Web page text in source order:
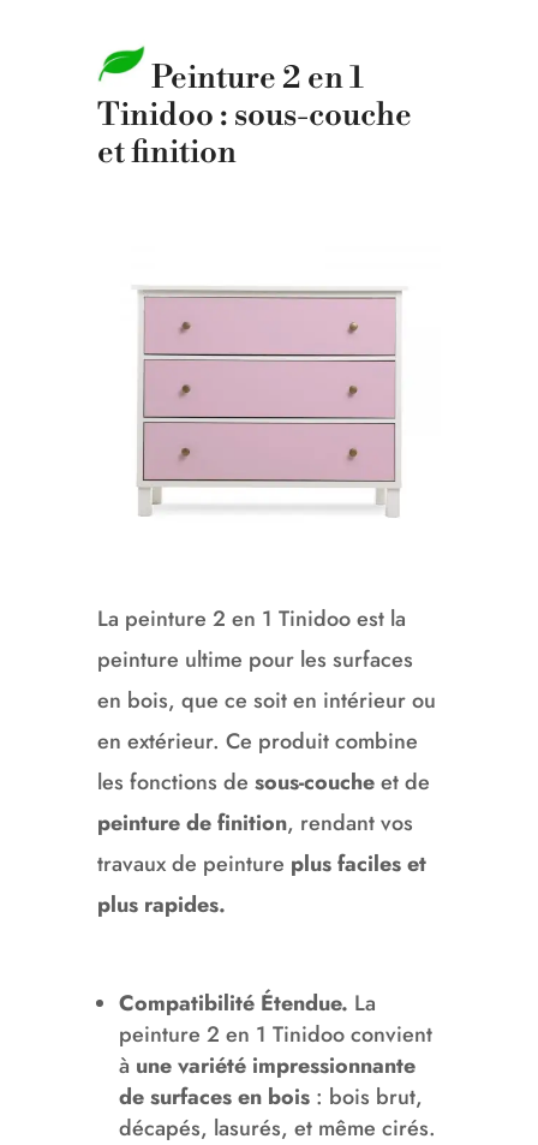
Peinture 2 en 1
Tinidoo : sous-couche
et finition
La peinture 2 en 1 Tinidoo est la
peinture ultime pour les surfaces
en bois, que ce soit en intérieur ou
en extérieur. Ce produit combine
les fonctions de sous-coucheet de
peinture de finition, rendant vos
travaux de peinture plus faciles et
plus rapides.
Compatibilité Étendue. La
peinture 2 en 1 Tinidoo convient
à une variété impressionnante
de surfaces en bois: bois brut,
décapés, lasurés, et même cirés.